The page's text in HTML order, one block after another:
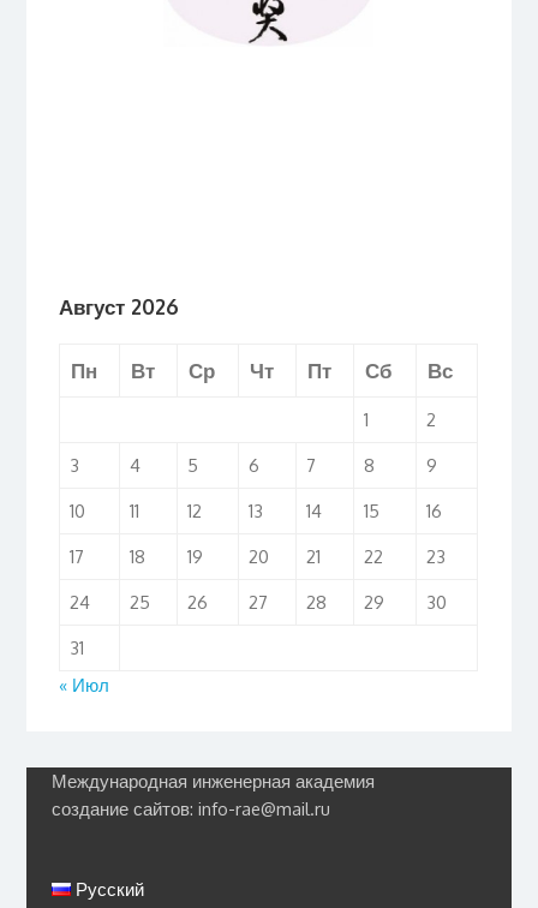
Август 2026
Пн Вт Ср Чт Пт Сб Вс
1
2
3
4 5 6 7 8
9
10
11 12 13 14 15
16
17
18 19 20 21 22
23
24
25 26 27 28 29
30
31
« Июл
Международная инженерная академия
создание сайтов: info-rae@mail.ru
Русский